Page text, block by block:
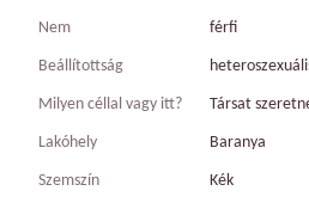
Nem férfi
Beállítottság
Milyen céllal vagy itt? Társat
Lakóhely Baranya
Szemszín Kék